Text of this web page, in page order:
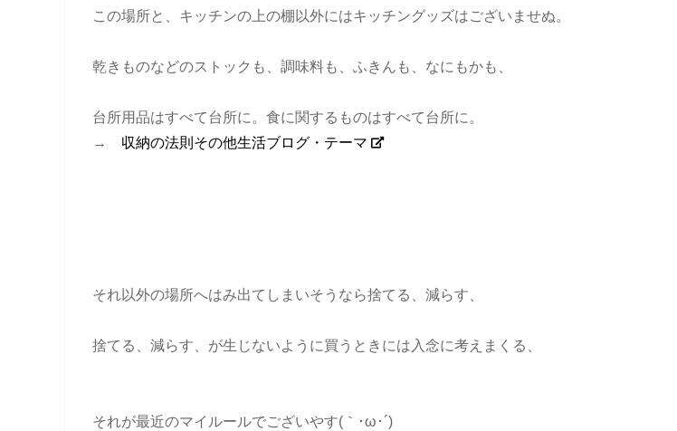
この場所と、キッチンの上の棚以外にはキッチングッズはございませぬ。
乾きものなどのストックも、調味料も、ふきんも、なにもかも、
台所用品はすべて台所に。食に関するものはすべて台所に。
→ 収納の法則その他生活ブログ・テーマ
それ以外の場所へはみ出てしまいそうなら捨てる、減らす、
捨てる、減らす、が生じないように買うときには入念に考えまくる、
それが最近のマイルールでございやす(｀･ω･´)